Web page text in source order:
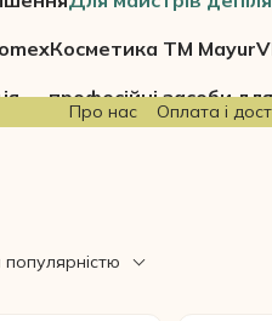
Косметика ТМ Mayur
— професійні засоби
Про нас Оплата і
популярністю